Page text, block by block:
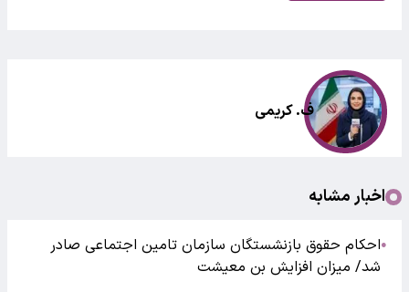
ف. کریمی
اخبار مشابه
●احکام حقوق بازنشستگان سازمان تامین اجتماعی صادر
شد/ میزان افزایش بن معیشت